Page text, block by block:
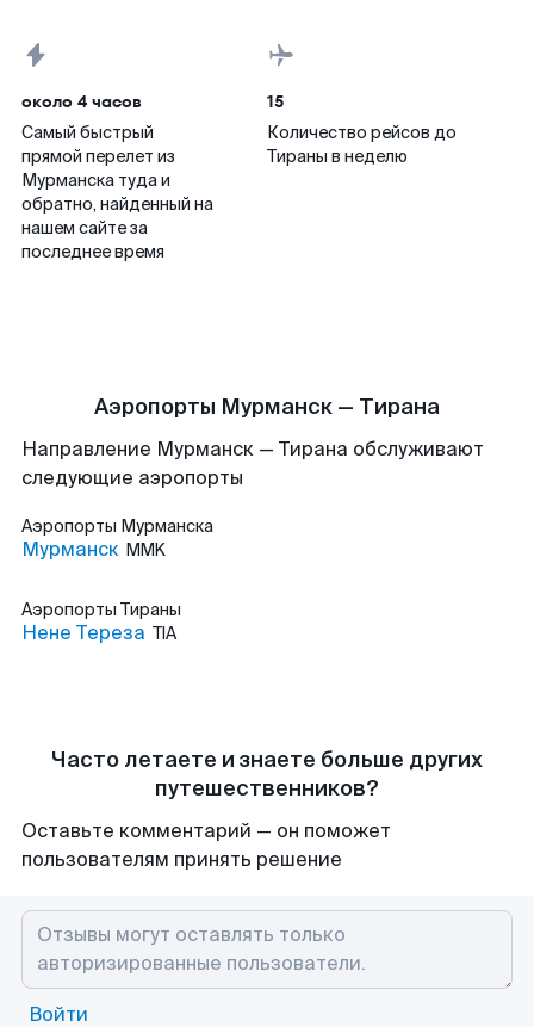
около 4 часов
Самый быстрый
прямой перелет из
Мурманска туда и
обратно, найденный на
нашем сайте за
последнее время
15
Количество рейсов до
Тираны в неделю
Аэропорты Мурманск — Тирана
Направление Мурманск — Тирана обслуживают
следующие аэропорты
Аэропорты Мурманска
Мурманск MMK
Аэропорты Тираны
Нене Тереза TIA
Часто летаете и знаете больше других
путешественников?
Оставьте комментарий — он поможет
пользователям принять решение
Войти